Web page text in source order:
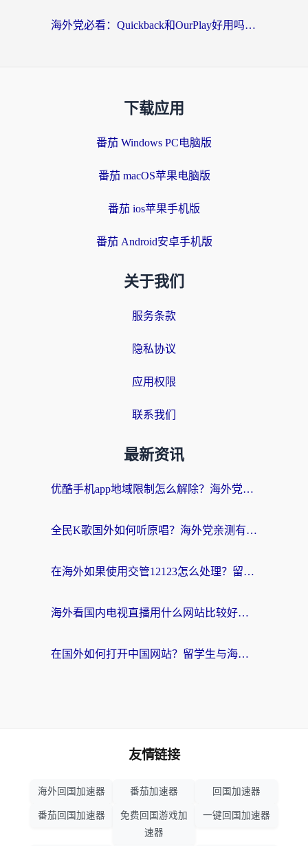
海外党必看：Quickback和OurPlay好用吗？3分钟选对回国加速器，无缝刷剧玩游戏
下载应用
番茄 Windows PC电脑版
番茄 macOS苹果电脑版
番茄 ios苹果手机版
番茄 Android安卓手机版
关于我们
服务条款
隐私协议
应用权限
联系我们
最新资讯
优酷手机app地域限制怎么解除？海外党亲测有效的追剧方案
全民K歌国外如何听原唱？海外党亲测有效的回国加速器选择指南
在海外如果使用交管12123怎么处理？留学生亲测有效的回国加速方案
海外看国内电视直播用什么网站比较好？一篇解决你所有追剧难题的实用指南
在国外如何打开中国网站？留学生与海外华人的无缝访问指南
友情链接
海外回国加速器 番茄加速器 回国加速器
番茄回国加速器
免费回国游戏加
速器
一键回国加速器